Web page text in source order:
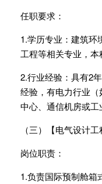
任职要求：
1.学历专业：建筑环
工程等相关专业，本
2.行业经验：具有2
经验，有电力行业
中心、通信机房或工
（三）【电气设计
岗位职责：
1.负责国际预制舱箱